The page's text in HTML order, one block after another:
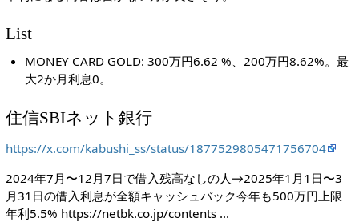
List
MONEY CARD GOLD: 300万円6.62 %、200万円8.62%。最
大2か月利息0。
住信SBIネット銀行
https://x.com/kabushi_ss/status/1877529805471756704
2024年7月〜12月7日で借入残高なしの人→2025年1月1日〜3
月31日の借入利息が全額キャッシュバック今年も500万円上限
年利5.5% https://netbk.co.jp/contents ...